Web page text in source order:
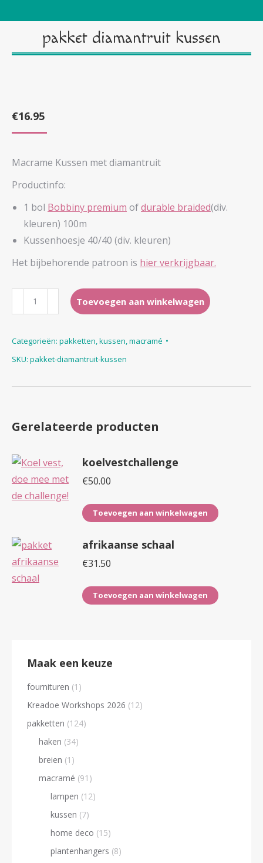
pakket diamantruit kussen
€16.95
Macrame Kussen met diamantruit
Productinfo:
1 bol Bobbiny premium ofdurable braided(div.
kleuren) 100m
Kussenhoesje 40/40 (div. kleuren)
Het bijbehorende patroon is hier verkrijgbaar.
pakket
diamantruit
aantal
Toevoegen aan winkelwagen
Categorieën: pakketten,kussen,macramé
SKU: pakket-diamantruit-kussen
Gerelateerde producten
koelvestchallenge
€50.00
Toevoegen aan winkelwagen
afrikaanse schaal
€31.50
Toevoegen aan winkelwagen
Maak een keuze
fournituren (1)
Kreadoe Workshops 2026 (12)
pakketten (124)
haken (34)
breien (1)
macramé (91)
lampen (12)
kussen (7)
home deco (15)
plantenhangers (8)